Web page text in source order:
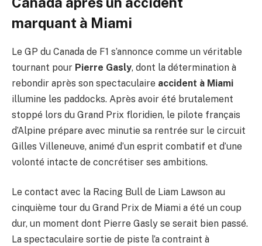
marquant à Miami
Le GP du Canada de F1 s’annonce comme un véritable
tournant pour Pierre Gasly, dont la détermination à
rebondir après son spectaculaire accident à Miami
illumine les paddocks. Après avoir été brutalement
stoppé lors du Grand Prix floridien, le pilote français
d’Alpine prépare avec minutie sa rentrée sur le circuit
Gilles Villeneuve, animé d’un esprit combatif et d’une
volonté intacte de concrétiser ses ambitions.
Le contact avec la Racing Bull de Liam Lawson au
cinquième tour du Grand Prix de Miami a été un coup
dur, un moment dont Pierre Gasly se serait bien passé.
La spectaculaire sortie de piste l’a contraint à